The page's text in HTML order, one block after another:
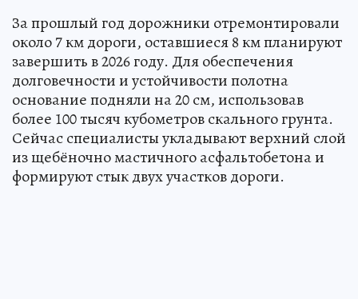
За прошлый год дорожники отремонтировали
около 7 км дороги, оставшиеся 8 км планируют
завершить в 2026 году. Для обеспечения
долговечности и устойчивости полотна
основание подняли на 20 см, использовав
более 100 тысяч кубометров скального грунта.
Сейчас специалисты укладывают верхний слой
из щебёночно мастичного асфальтобетона и
формируют стык двух участков дороги.